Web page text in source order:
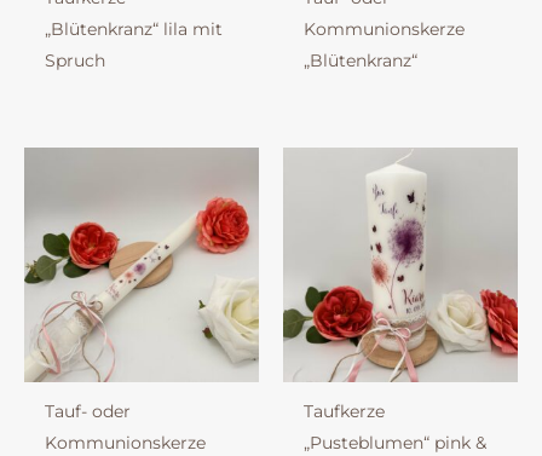
„Blütenkranz“ lila mit
Spruch
Kommunionskerze
„Blütenkranz“
Tauf- oder
Kommunionskerze
Taufkerze
„Pusteblumen“ pink &